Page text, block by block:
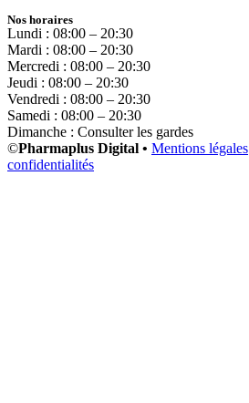
Nos horaires
Lundi : 08:00 – 20:30
Mardi : 08:00 – 20:30
Mercredi : 08:00 – 20:30
Jeudi : 08:00 – 20:30
Vendredi : 08:00 – 20:30
Samedi : 08:00 – 20:30
Dimanche : Consulter les gardes
©Pharmaplus Digital • Mentions légales
confidentialités